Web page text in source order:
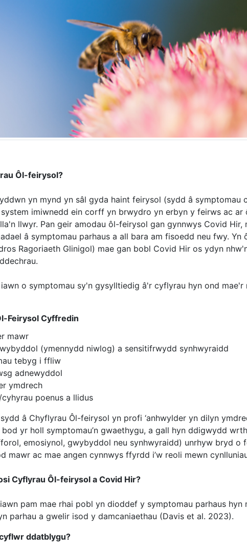
Ôl-feirysol?
yn mynd yn sâl gyda haint feirysol (sydd â symptomau
system imiwnedd ein corff yn brwydro yn erbyn y feirws ac
llwyr. Pan geir amodau ôl-feirysol gan gynnwys Covid Hir,
â symptomau parhaus a all bara am fisoedd neu fwy. Yn
Ragoriaeth Glinigol) mae gan bobl Covid Hir os ydyn
o symptomau sy'n gysylltiedig â'r cyflyrau hyn ond
Feirysol Cyffredin
mawr
(ymennydd niwlog) a sensitifrwydd synhwyraidd
tebyg i ffliw
adnewyddol
ymdrech
poenus a llidus
â Chyflyrau Ôl-feirysol yn profi ‘anhwylder yn dilyn
yr holl symptomau’n gwaethygu, a gall hyn ddigwydd
emosiynol, gwybyddol neu synhwyraidd) unrhyw bryd o
mawr ac mae angen cynnwys ffyrdd i’w reoli mewn
Cyflyrau Ôl-feirysol a Covid Hir?
pam mae rhai pobl yn dioddef y symptomau parhaus hyn
parhau a gwelir isod y damcaniaethau (Davis et al. 2023).
ddatblygu?